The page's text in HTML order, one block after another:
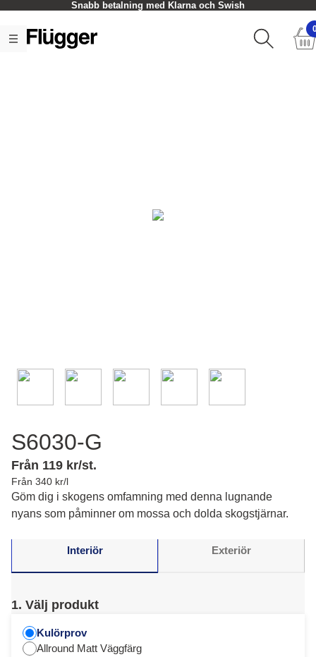
Snabb betalning med Klarna och Swish
S6030-G
Från 119 kr/st.
Från 340 kr/l
Göm dig i skogens omfamning med denna lugnande
nyans som påminner om mossa och dolda skogstjärnar.
Interiör Exteriör
1. Välj produkt
Kulörprov
Allround Matt Väggfärg